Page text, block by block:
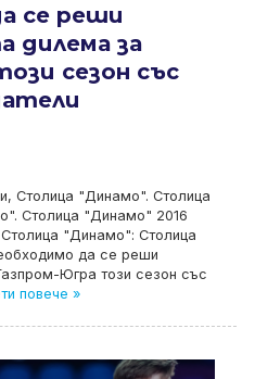
се реши
дилема за
сезон със
Столица "Динамо". Столица
Столица "Динамо" 2016
"Динамо": Столица
да се реши
Югра този сезон със
повече »